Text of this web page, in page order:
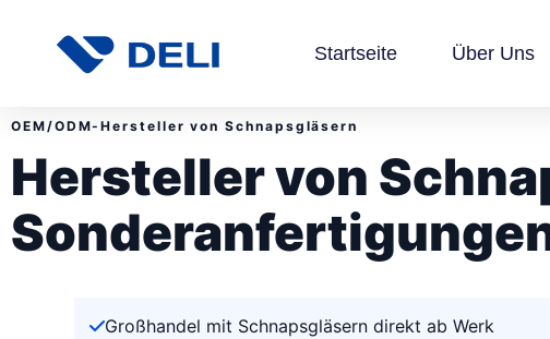
Startseite Über Uns
OEM/ODM-Hersteller von Schnapsgläsern
Hersteller von
Großhandel mit Schnapsgläsern direkt ab Werk